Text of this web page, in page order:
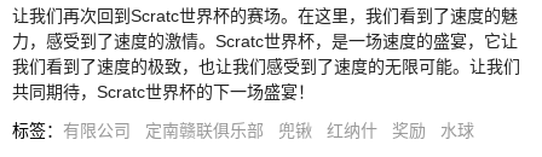
让我们再次回到Scratc世界杯的赛场。在这里，我们看到了速度的魅
力，感受到了速度的激情。Scratc世界杯，是一场速度的盛宴，它让
我们看到了速度的极致，也让我们感受到了速度的无限可能。让我们
共同期待，Scratc世界杯的下一场盛宴！
标签： 有限公司 定南赣联俱乐部 兜锹 红纳什 奖励 水球